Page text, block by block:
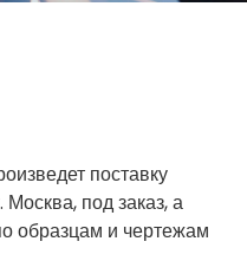
поставку
Москва, под заказ, а
образцам и чертежам